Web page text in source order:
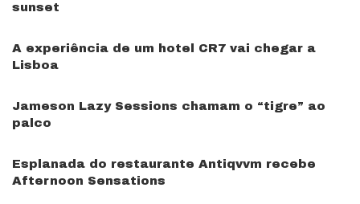
sunset
A experiência de um hotel CR7 vai chegar a
Lisboa
Jameson Lazy Sessions chamam o “tigre” ao
palco
Esplanada do restaurante Antiqvvm recebe
Afternoon Sensations